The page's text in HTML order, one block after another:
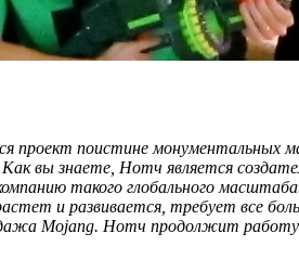
проект поистине
вы знаете, Нотч является
такого глобального
и развивается, требует все
Mojang. Нотч продолжит